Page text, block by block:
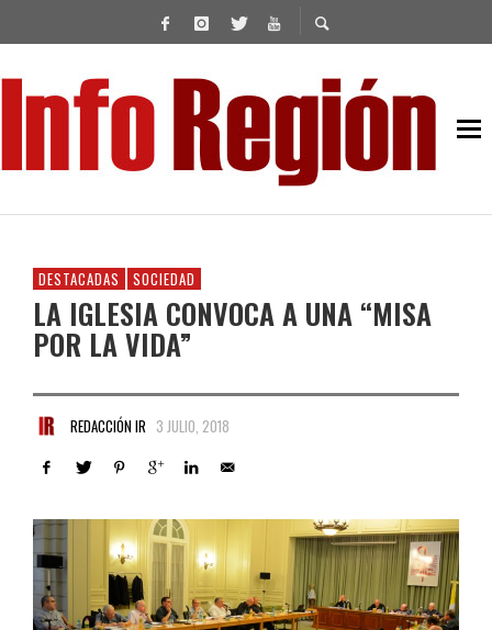
DESTACADAS SOCIEDAD
LA IGLESIA CONVOCA A UNA “MISA
POR LA VIDA”
REDACCIÓN IR 3 JULIO, 2018